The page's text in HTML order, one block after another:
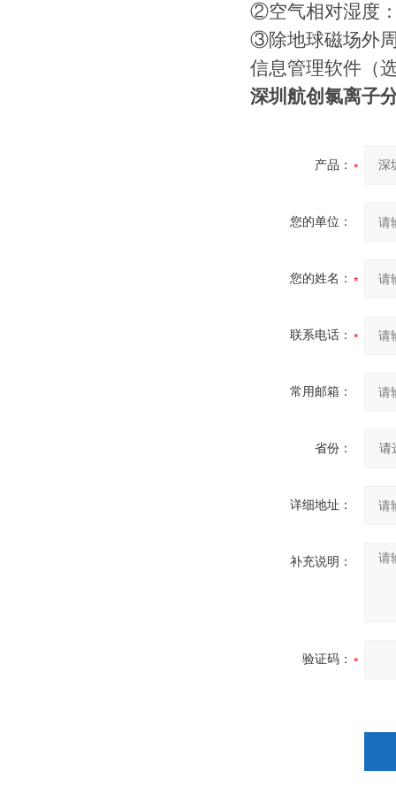
②空气相对湿度
③除地球磁场外
信息管理软件（
深圳航创氯离子
产品：
您的单位：
您的姓名：
联系电话：
常用邮箱：
省份：
详细地址：
补充说明：
验证码：